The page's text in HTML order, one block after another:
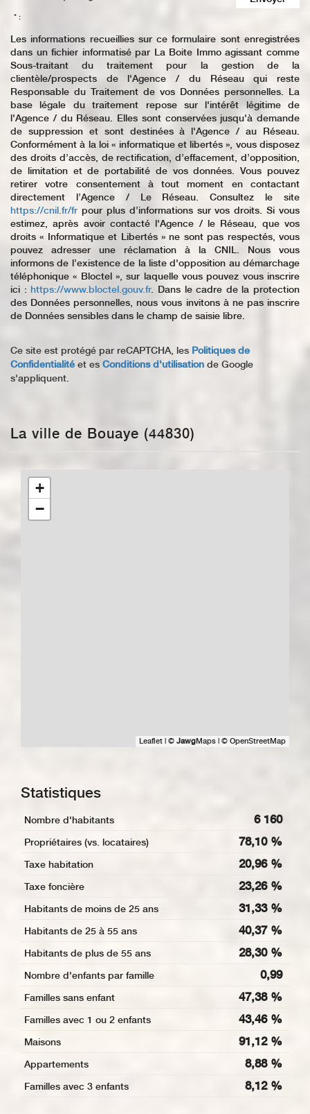
* :
Les informations recueillies sur ce formulaire sont enregistrées
dans un fichier informatisé par La Boite Immo agissant comme
Sous-traitant du traitement pour la gestion de la
clientèle/prospects de l'Agence / du Réseau qui reste
Responsable du Traitement de vos Données personnelles. La
base légale du traitement repose sur l'intérêt légitime de
l'Agence / du Réseau. Elles sont conservées jusqu'à demande
de suppression et sont destinées à l'Agence / au Réseau.
Conformément à la loi « informatique et libertés », vous disposez
des droits d’accès, de rectification, d’effacement, d’opposition,
de limitation et de portabilité de vos données. Vous pouvez
retirer votre consentement à tout moment en contactant
directement l’Agence / Le Réseau. Consultez le site
https://cnil.fr/fr pour plus d’informations sur vos droits. Si vous
estimez, après avoir contacté l'Agence / le Réseau, que vos
droits « Informatique et Libertés » ne sont pas respectés, vous
pouvez adresser une réclamation à la CNIL. Nous vous
informons de l’existence de la liste d'opposition au démarchage
téléphonique « Bloctel », sur laquelle vous pouvez vous inscrire
ici :https://www.bloctel.gouv.fr. Dans le cadre de la protection
des Données personnelles, nous vous invitons à ne pas inscrire
de Données sensibles dans le champ de saisie libre.
Ce site est protégé par reCAPTCHA, les Politiques de
Confidentialité et es Conditions d'utilisation de Google
s'appliquent.
La ville de Bouaye (44830)
+
−
Leaflet © JawgMaps © OpenStreetMap
Statistiques
Nombre d'habitants 6 160
Propriétaires (vs. locataires) 78,10 %
Taxe habitation 20,96 %
Taxe foncière 23,26 %
Habitants de moins de 25 ans 31,33 %
Habitants de 25 à 55 ans 40,37 %
Habitants de plus de 55 ans 28,30 %
Nombre d'enfants par famille 0,99
Familles sans enfant 47,38 %
Familles avec 1 ou 2 enfants 43,46 %
Maisons 91,12 %
Appartements 8,88 %
Familles avec 3 enfants 8,12 %